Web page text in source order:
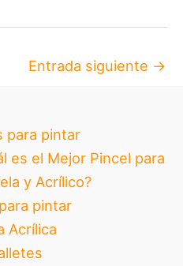
Entrada siguiente →
para pintar
es el Mejor Pincel para
y Acrílico?
pintar
Acrílica